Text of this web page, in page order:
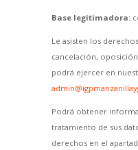
Base legitimadora:
Le asisten los
cancelación,
podrá ejercer en
Podrá obtener
tratamiento de sus
derechos en el